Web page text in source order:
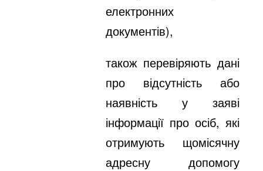
електронних
документів),
також перевіряють дані
про відсутність або
наявність у заяві
інформації про осіб, які
отримують щомісячну
адресну допомогу